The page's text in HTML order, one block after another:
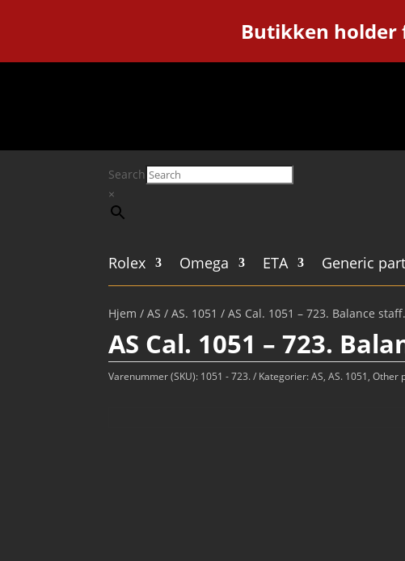
Butikken holder
Search
×
Rolex Omega ETA Generic
Hjem /AS /AS. 1051 / AS Cal. 1051 – 723. Balance
AS Cal. 1051 – 723.
Varenummer (SKU): 1051 - 723. Kategorier:AS,AS. 1051,Other